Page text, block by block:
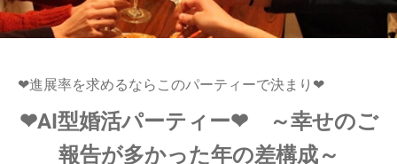
❤進展率を求めるならこのパーティーで決まり❤
❤AI型婚活パーティー❤ ～幸せのご
報告が多かった年の差構成～